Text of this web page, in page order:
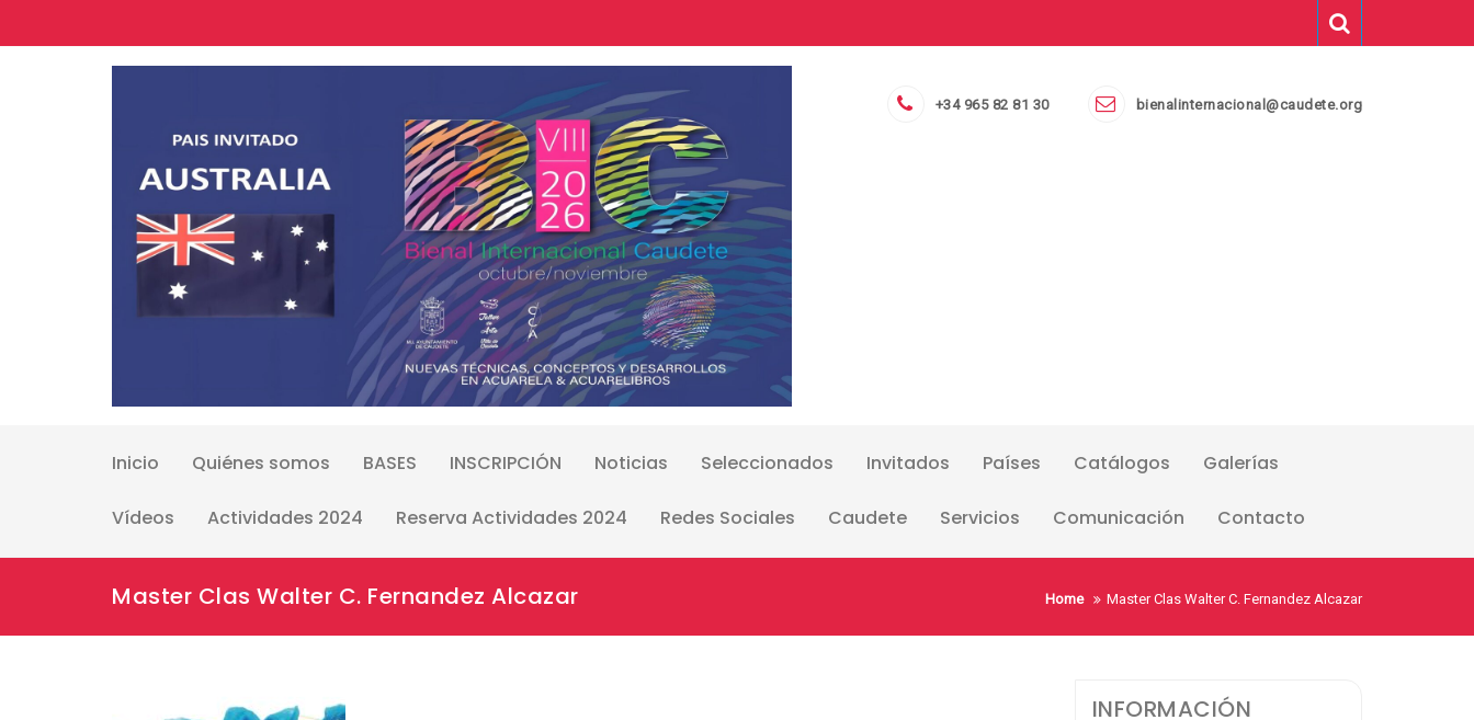
+34 965 82 81 30 bienalinternacional@caudete.org
Inicio Quiénes somos BASES INSCRIPCIÓN Noticias Seleccionados Invitados Países Catálogos Galerías
Vídeos Actividades 2024 Reserva Actividades 2024 Redes Sociales Caudete Servicios Comunicación Contacto
Master Clas Walter C. Fernandez Alcazar Home Master Clas Walter C. Fernandez Alcazar
INFORMACIÓN